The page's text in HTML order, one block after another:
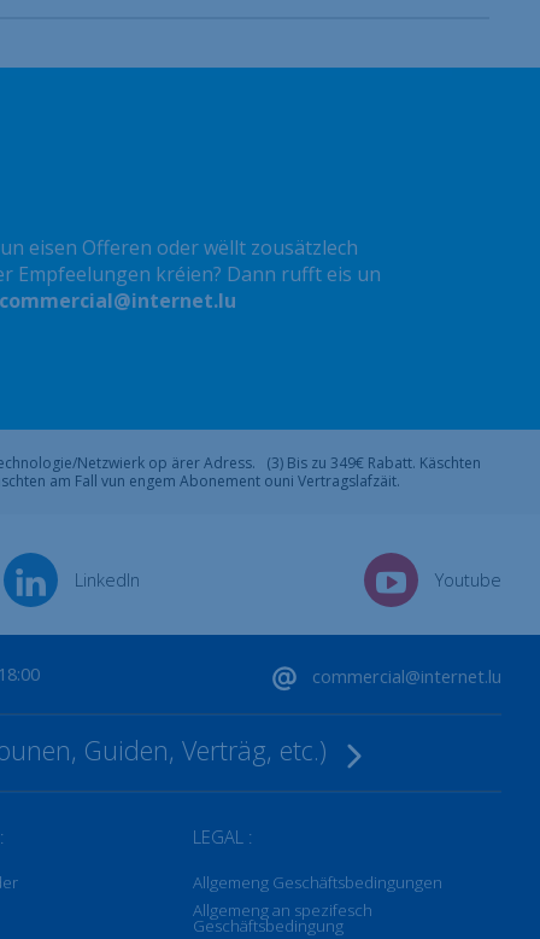
eisen Offeren oder wëllt zousätzlech
Empfeelungen kréien? Dann rufft eis un
commercial@internet.lu
Netzwierk op ärer Adress. (3) Bis zu 349€ Rabatt. Käschten
am Fall vun engem Abonement ouni Vertragslafzäit.
LinkedIn Youtube
commercial@internet.lu
Guiden, Verträg, etc.)
LEGAL :
Allgemeng Geschäftsbedingungen
Allgemeng an spezifesch
Geschäftsbedingung